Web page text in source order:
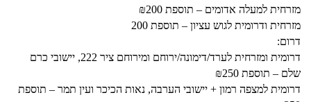
מזרחית למעלה אדומים – תוספת ₪200
מזרחית ודרומית לגוש עציון – תוספת 200
דרום:
דרומית ומזרחית לערד/דימונה/ירוחם ומירוחם ציר 222, יישובי כרם
שלם – תוספת ₪250
דרומית למצפה רמון + יישובי הערבה, נאות הכיכר ועין תמר – תוספת